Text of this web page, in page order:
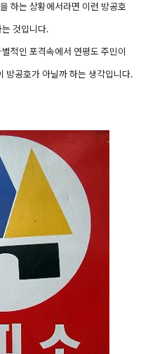
하는 상황에서라면 이런 방공호
것입니다.
적인 포격속에서 연평도 주민이
방공호가 아닐까 하는 생각입니다.